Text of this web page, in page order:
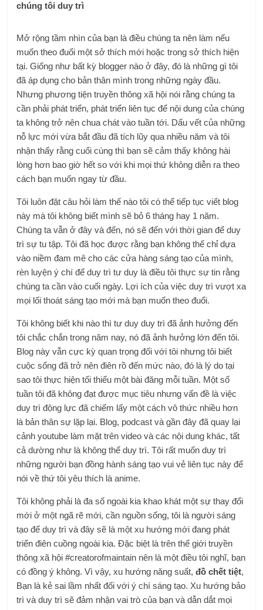
chúng tôi duy trì
Mở rộng tầm nhìn của bạn là điều chúng ta nên làm nếu
muốn theo đuổi một sở thích mới hoặc trong sở thích hiện
tại. Giống như bất kỳ blogger nào ở đây, đó là những gì tôi
đã áp dụng cho bản thân mình trong những ngày đầu.
Nhưng phương tiện truyền thông xã hội nói rằng chúng ta
cần phải phát triển, phát triển liên tục để nội dung của chúng
ta không trở nên chua chát vào tuần tới. Dấu vết của những
nỗ lực mới vừa bắt đầu đã tích lũy qua nhiều năm và tôi
nhận thấy rằng cuối cùng thì bạn sẽ cảm thấy không hài
lòng hơn bao giờ hết so với khi mọi thứ không diễn ra theo
cách bạn muốn ngay từ đầu.
Tôi luôn đặt câu hỏi làm thế nào tôi có thể tiếp tục viết blog
này mà tôi không biết mình sẽ bỏ 6 tháng hay 1 năm.
Chúng ta vẫn ở đây và đến, nó sẽ đến với thời gian để duy
trì sự tu tập. Tôi đã học được rằng bạn không thể chỉ dựa
vào niềm đam mê cho các cửa hàng sáng tạo của mình,
rèn luyện ý chí để duy trì tư duy là điều tôi thực sự tin rằng
chúng ta cần vào cuối ngày. Lợi ích của việc duy trì vượt xa
mọi lối thoát sáng tạo mới mà bạn muốn theo đuổi.
Tôi không biết khi nào thì tư duy duy trì đã ảnh hưởng đến
tôi chắc chắn trong năm nay, nó đã ảnh hưởng lớn đến tôi.
Blog này vẫn cực kỳ quan trọng đối với tôi nhưng tôi biết
cuộc sống đã trở nên điên rồ đến mức nào, đó là lý do tại
sao tôi thực hiện tối thiểu một bài đăng mỗi tuần. Một số
tuần tôi đã không đạt được mục tiêu nhưng vấn đề là việc
duy trì động lực đã chiếm lấy một cách vô thức nhiều hơn
là bản thân sự lặp lại. Blog, podcast và gần đây đã quay lại
cảnh youtube làm mặt trên video và các nội dung khác, tất
cả dường như là không thể duy trì. Tôi rất muốn duy trì
những người bạn đồng hành sáng tạo vui vẻ liên tục này để
nói về thứ tôi yêu thích là anime.
Tôi không phải là đa số ngoài kia khao khát một sự thay đổi
mới ở một ngã rẽ mới, cần nguồn sống, tôi là người sáng
tạo để duy trì và đây sẽ là một xu hướng mới đang phát
triển điên cuồng ngoài kia. Đặc biệt là trên thế giới truyền
thông xã hội #creatorofmaintain nên là một điều tôi nghĩ, bạn
có đồng ý không. Vì vậy, xu hướng năng suất, đồ chết tiệt,
Bạn là kẻ sai lầm nhất đối với ý chí sáng tạo. Xu hướng bảo
trì và duy trì sẽ đảm nhận vai trò của bạn và dẫn dắt mọi